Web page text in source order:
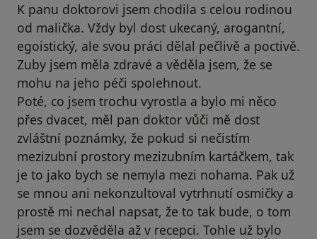
K panu doktorovi jsem chodila s celou rodinou
od malička. Vždy byl dost ukecaný, arogantní,
egoistický, ale svou práci dělal pečlivě a poctivě.
Zuby jsem měla zdravé a věděla jsem, že se
mohu na jeho péči spolehnout.
Poté, co jsem trochu vyrostla a bylo mi něco
přes dvacet, měl pan doktor vůči mě dost
zvláštní poznámky, že pokud si nečistím
mezizubní prostory mezizubním kartáčkem, tak
je to jako bych se nemyla mezi nohama. Pak už
se mnou ani nekonzultoval vytrhnutí osmičky a
prostě mi nechal napsat, že to tak bude, o tom
jsem se dozvěděla až v recepci. Tohle už bylo